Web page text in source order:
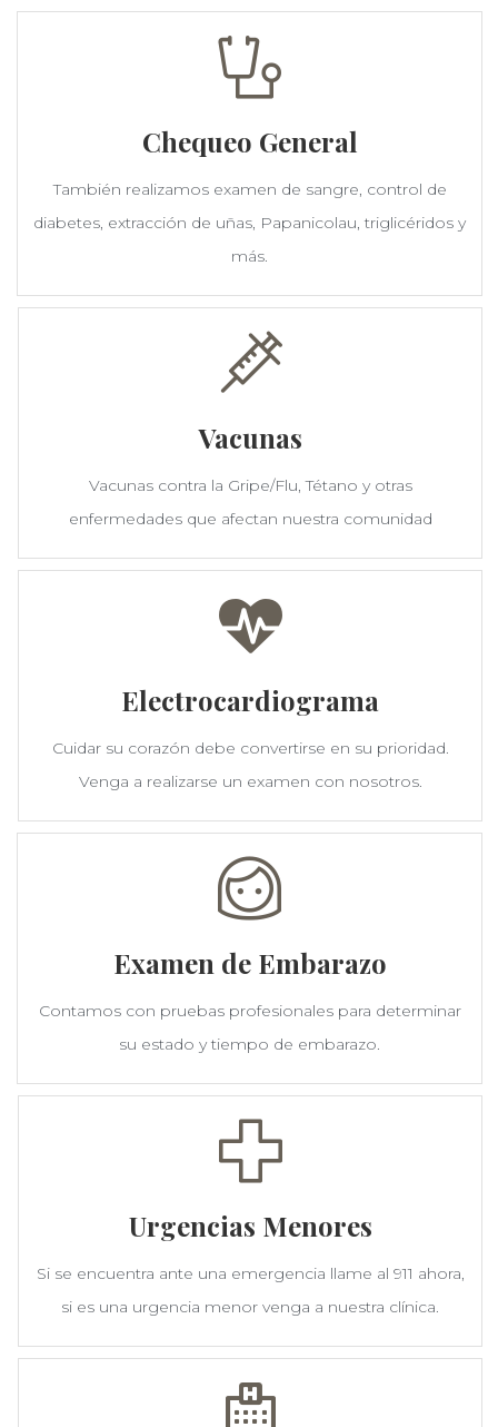
Chequeo General
También realizamos examen de sangre, control de
diabetes, extracción de uñas, Papanicolau, triglicéridos y
más.
Vacunas
Vacunas contra la Gripe/Flu, Tétano y otras
enfermedades que afectan nuestra comunidad
Electrocardiograma
Cuidar su corazón debe convertirse en su prioridad.
Venga a realizarse un examen con nosotros.
Examen de Embarazo
Contamos con pruebas profesionales para determinar
su estado y tiempo de embarazo.
Urgencias Menores
Si se encuentra ante una emergencia llame al 911 ahora,
si es una urgencia menor venga a nuestra clínica.